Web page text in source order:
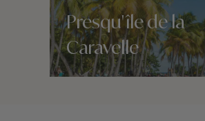
Presqu'île de la
Caravelle